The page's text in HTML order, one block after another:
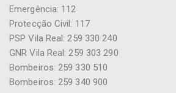
Emergência: 112
Protecção Civil: 117
PSP Vila Real: 259 330 240
GNR Vila Real: 259 303 290
Bombeiros: 259 330 510
Bombeiros: 259 340 900